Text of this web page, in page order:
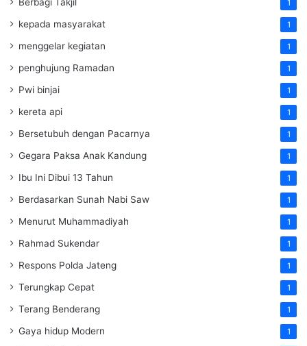
1
kepada masyarakat 1
menggelar kegiatan 1
penghujung Ramadan 1
Pwi binjai 1
kereta api 1
Bersetubuh dengan Pacarnya 1
Gegara Paksa Anak Kandung 1
Ibu Ini Dibui 13 Tahun 1
Berdasarkan Sunah Nabi Saw 1
Menurut Muhammadiyah 1
Rahmad Sukendar 1
Respons Polda Jateng 1
Terungkap Cepat 1
Terang Benderang 1
Gaya hidup Modern 1